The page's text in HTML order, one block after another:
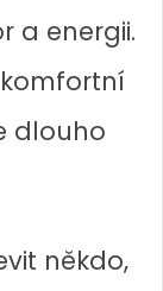
a energii.
dlouho
někdo,